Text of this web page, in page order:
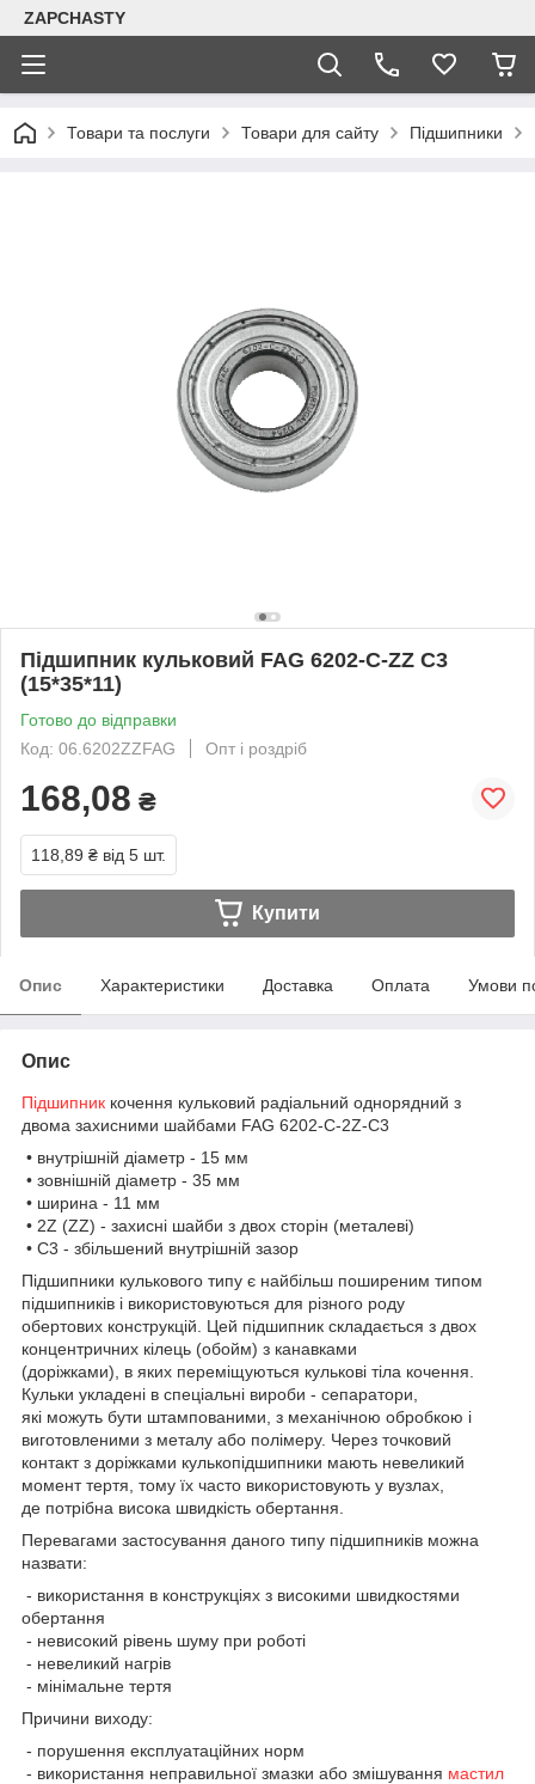
ZAPCHASTY
Товари та послуги Товари для сайту Підшипники
Підшипник кульковий FAG 6202-C-ZZ С3
(15*35*11)
Готово до відправки
Код: 06.6202ZZFAG
Опт і роздріб
168,08 ₴
118,89 ₴ від 5 шт.
Купити
Опис Характеристики Доставка Оплата Умови
Опис
Підшипник кочення кульковий радіальний однорядний з
двома захисними шайбами FAG 6202-C-2Z-C3
• внутрішній діаметр - 15 мм
• зовнішній діаметр - 35 мм
• ширина - 11 мм
• 2Z (ZZ) - захисні шайби з двох сторін (металеві)
• C3 - збільшений внутрішній зазор
Підшипники кулькового типу є найбільш поширеним типом
підшипників і використовуються для різного роду
обертових конструкцій. Цей підшипник складається з двох
концентричних кілець (обойм) з канавками
(доріжками), в яких переміщуються кулькові тіла кочення.
Кульки укладені в спеціальні вироби - сепаратори,
які можуть бути штампованими, з механічною обробкою і
виготовленими з металу або полімеру. Через точковий
контакт з доріжками кулькопідшипники мають невеликий
момент тертя, тому їх часто використовують у вузлах,
де потрібна висока швидкість обертання.
Перевагами застосування даного типу підшипників можна
назвати:
- використання в конструкціях з високими швидкостями
обертання
- невисокий рівень шуму при роботі
- невеликий нагрів
- мінімальне тертя
Причини виходу:
- порушення експлуатаційних норм
- використання неправильної змазки або змішування мастил